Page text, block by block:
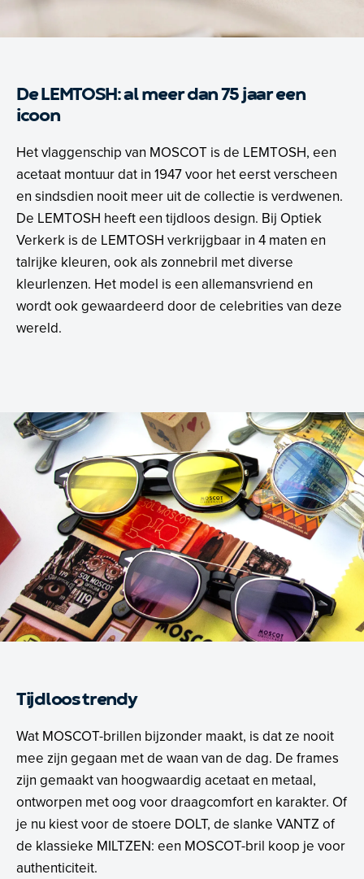
De LEMTOSH: al meer dan 75 jaar een
icoon
Het vlaggenschip van MOSCOT is de LEMTOSH, een
acetaat montuur dat in 1947 voor het eerst verscheen
en sindsdien nooit meer uit de collectie is verdwenen.
De LEMTOSH heeft een tijdloos design. Bij Optiek
Verkerk is de LEMTOSH verkrijgbaar in 4 maten en
talrijke kleuren, ook als zonnebril met diverse
kleurlenzen. Het model is een allemansvriend en
wordt ook gewaardeerd door de celebrities van deze
wereld.
Tijdloos trendy
Wat MOSCOT-brillen bijzonder maakt, is dat ze nooit
mee zijn gegaan met de waan van de dag. De frames
zijn gemaakt van hoogwaardig acetaat en metaal,
ontworpen met oog voor draagcomfort en karakter. Of
je nu kiest voor de stoere DOLT, de slanke VANTZ of
de klassieke MILTZEN: een MOSCOT-bril koop je voor
authenticiteit.